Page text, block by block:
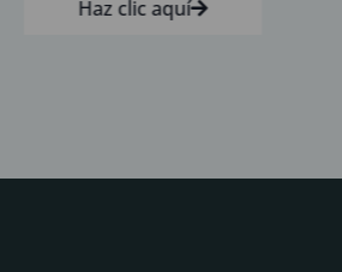
Haz clic aquí